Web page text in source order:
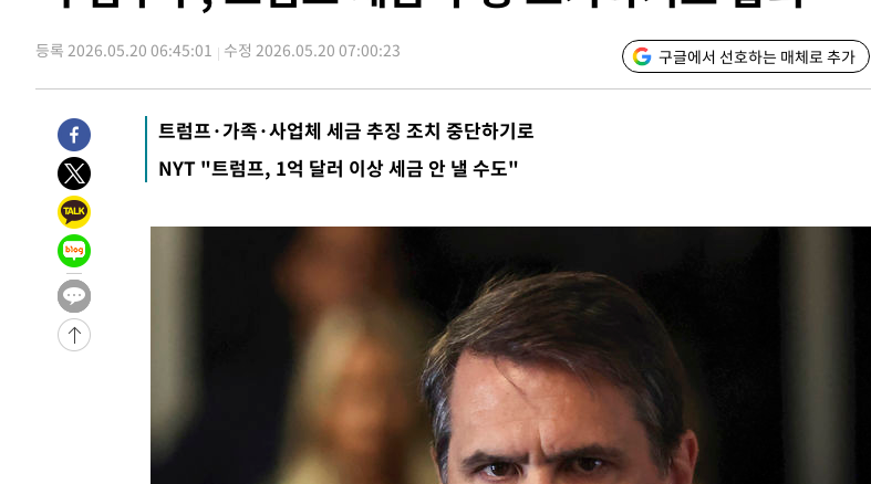
-11283초 전 >[속보]코스닥, 5.95포인트(0.74%) 상승한 807.62개장
-11251초 전 >[속보]코스피, 6300선 재탈환…1.09% 오른 6365.07 개장
-8416초 전 >
시리아 다마스쿠스 교외에서 미니버스 폭발.. 14명 부상, 3명은 중태
-7714초 전 >
입추에도 극한더위…서울 낮 39도 '폭염중대경보'
-2678초 전 >
이란, 호르무즈서 "적국 목표물들"과 대치로 남부 케슘섬에서 두차
례 큰 폭발음
-31753초 전 >
-30626초 전 >
외신들도 주목한 韓축구 파문…"국민적 공분에 수사 재개"
-30597초 전 >
11시간 압수수색에 성접대 파문까지…'쑥대밭' 된 축구협회
-29619초 전 >
[속보]규제합리화위원회 부위원장에 김태유 서울대 공대 교수…이
병태 후임
-25977초 전 >
[속보]국힘 윤리위, '돌려차기 발언' 진종오·서범수 징계 절차 개시
[속보] 7월 중국 수출 23.9%↑ 수입 27.5%↑…무역총액
[속보]'채상병 순직 책임' 임성근, 항소심도 징역 3년
[속보]종합특검, '관저이전 봐주기 감사' 유병호 구속기소
민주 콩고 에볼라환자 4천명 돌파, 4053명 발생 1850명 사망
등록 2026.05.20 06:45:01 수정 2026.05.20 07:00:23 구글에서 선호하는 매체로 추가
트럼프·가족·사업체 세금 추징 조치 중단하기로
NYT "트럼프, 1억 달러 이상 세금 안 낼 수도"